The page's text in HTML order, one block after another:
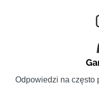
Odpowiedzi na często